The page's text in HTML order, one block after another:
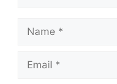
Name
Email